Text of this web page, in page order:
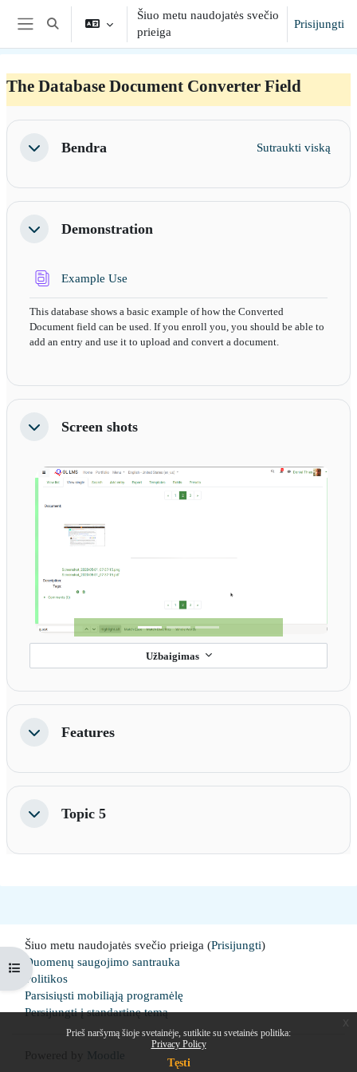
Pereiti į pagrindinį turinį
Prieš naršymą šioje svetainėje, sutikite su svetainės politika:
Privacy Policy
Tęsti
Šoninis skydelis
Toggle search input
Šiuo metu naudojatės svečio
prieiga
Prisijungti
Open course index
The Database Document Converter Field
Section outline
SutrauktiBendra Sutraukti viską
SutrauktiDemonstration
Example Use
This database shows a basic example of how the Converted
Document field can be used. If you enroll you, you should be able to
add an entry and use it to upload and convert a document.
SutrauktiScreen shots
Užbaigimas
SutrauktiFeatures
SutrauktiTopic 5
Šiuo metu naudojatės svečio prieiga (Prisijungti)
Duomenų saugojimo santrauka
Politikos
Parsisiųsti mobiliąją programėlę
Persijungti į standartinę temą
Moodle